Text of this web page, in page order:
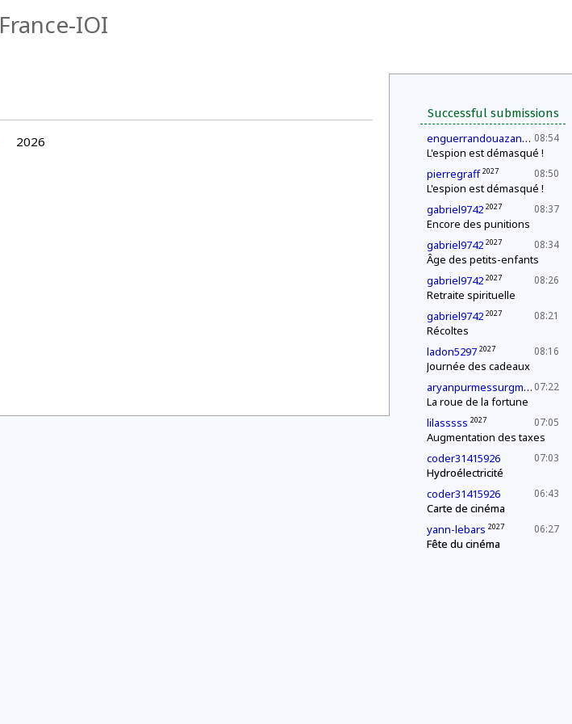
France-IOI
Successful submissions
08:54
enguerrandouazana 2027
L'espion est démasqué !
08:50
pierregraff 2027
L'espion est démasqué !
08:37
gabriel9742 2027
Encore des punitions
08:34
gabriel9742 2027
Âge des petits-enfants
08:26
gabriel9742 2027
Retraite spirituelle
08:21
gabriel9742 2027
Récoltes
08:16
ladon5297 2027
Journée des cadeaux
07:22
aryanpurmessurgmailcom 2027
La roue de la fortune
07:05
lilasssss 2027
Augmentation des taxes
07:03
coder31415926
Hydroélectricité
06:43
coder31415926
Carte de cinéma
06:27
yann-lebars 2027
Fête du cinéma
2026